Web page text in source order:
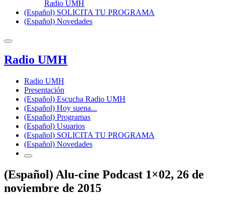
Radio UMH
(Español) SOLICITA TU PROGRAMA
(Español) Novedades
Radio UMH
Radio UMH
Presentación
(Español) Escucha Radio UMH
(Español) Hoy suena...
(Español) Programas
(Español) Usuarios
(Español) SOLICITA TU PROGRAMA
(Español) Novedades
(Español) Alu-cine Podcast 1×02, 26 de
noviembre de 2015